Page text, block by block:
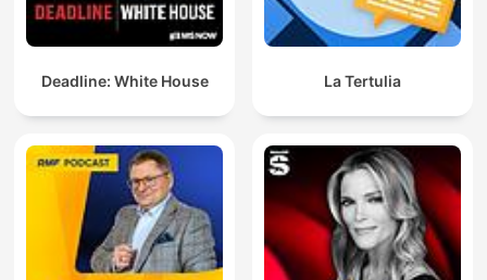
Deadline: White House La Tertulia